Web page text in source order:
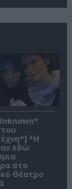
*Η
εδώ:
στο
Θέατρο